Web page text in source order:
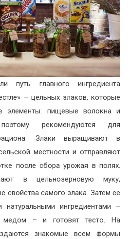
путь главного ингредиента
– цельных злаков, которые
элементы: пищевые волокна и
рекомендуются для
Злаки выращивают в
местности и отправляют
после сбора урожая в полях.
в цельнозерновую муку,
свойства самого злака. Затем ее
ингредиентами –
медом – и готовят тесто. На
знакомые всем формы